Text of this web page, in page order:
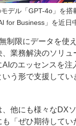
デル「GPT-4o」を搭
for Business」を近日
制限にデータを使え
業務解決のソリュ
AIのエッセンスを注
いう形で支援してい
他にも様々なDX
「ぜひ期待してい